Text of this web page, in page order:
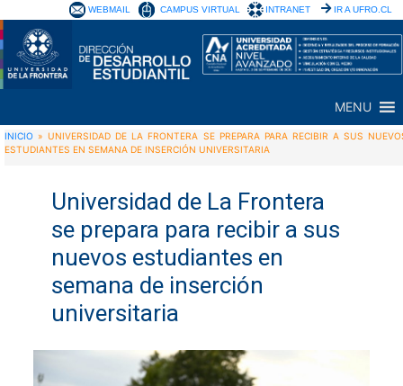
WEBMAIL CAMPUS VIRTUAL INTRANET IR A UFRO.CL
MENU
INICIO »UNIVERSIDAD DE LA FRONTERA SE PREPARA PARA RECIBIR A SUS
ESTUDIANTES EN SEMANA DE INSERCIÓN UNIVERSITARIA
Universidad de La Frontera
se prepara para recibir a sus
nuevos estudiantes en
semana de inserción
universitaria